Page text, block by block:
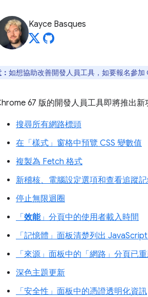
Kayce Basques
如想協助改善開發人員工具，如要報名參
67 版的開發人員工具即將推出新
搜尋所有網路標頭
在「樣式」 窗格中預覽 CSS 變數值
複製為 Fetch 格式
新稽核、電腦設定選項和查看追蹤
停止無限迴圈
「 效能」分頁中的使用者載入時間
「記憶體」 面板清楚列出
「來源」面板中的「網路」分頁已
深色主題更新
「安全性」 面板中的憑證透明化資訊